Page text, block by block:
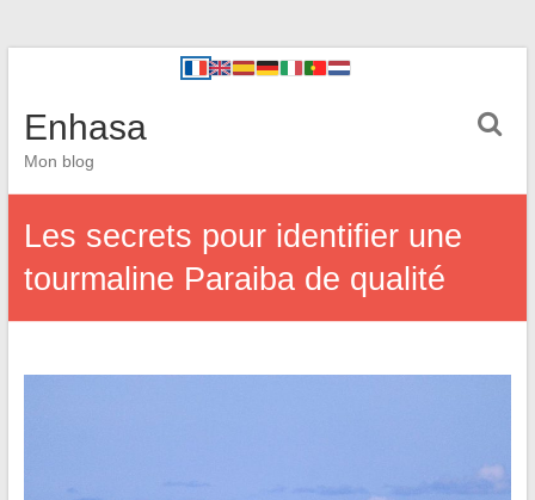
Enhasa
Mon blog
Les secrets pour identifier une
tourmaline Paraiba de qualité